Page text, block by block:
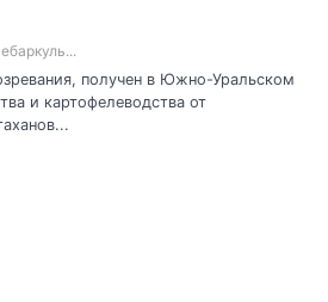
получен в Южно-Уральском
и картофелеводства от